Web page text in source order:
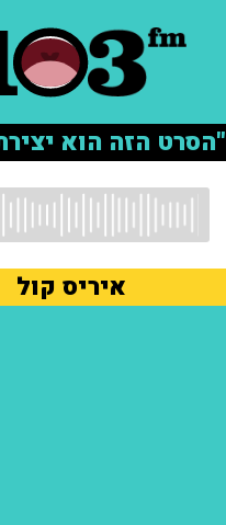
"הסרט הזה הוא
איריס קול